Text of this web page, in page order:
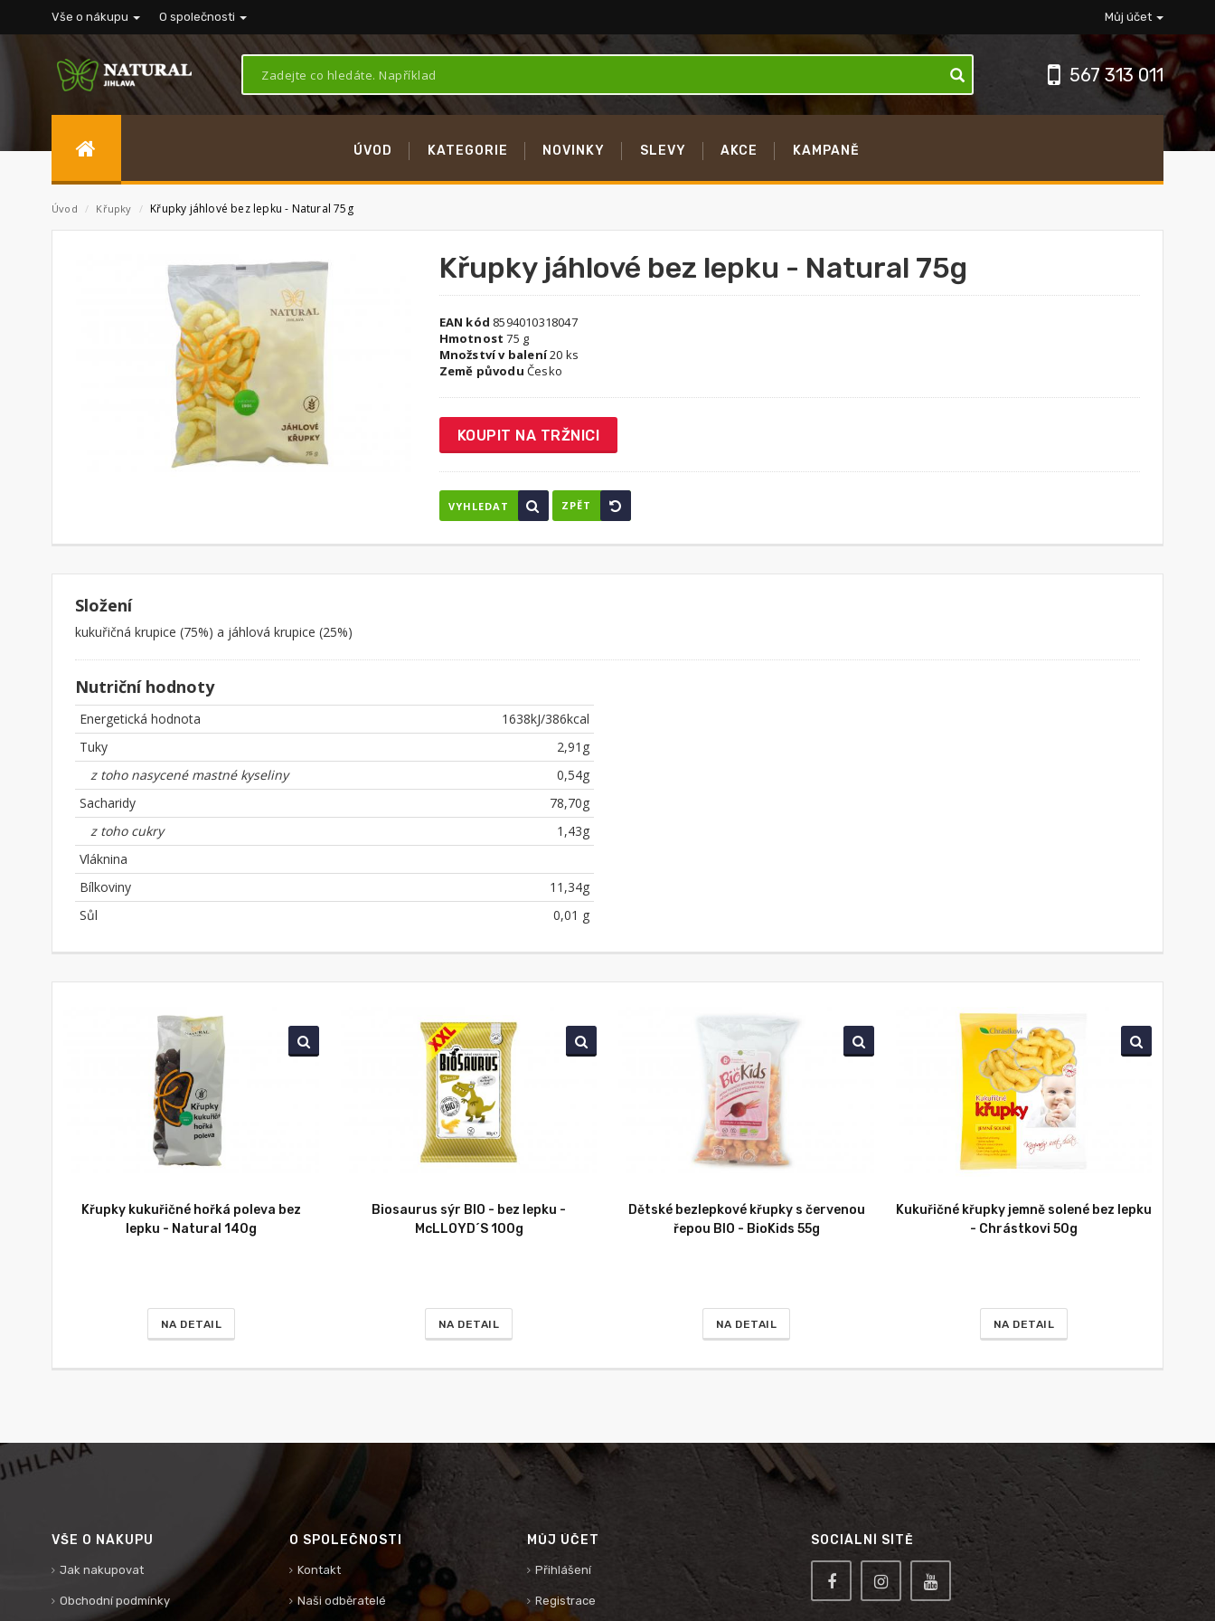
Vše o nákupu O společnosti Můj účet
567 313 011
ÚVOD KATEGORIE NOVINKY SLEVY AKCE KAMPANĚ
Úvod / Křupky / Křupky jáhlové bez lepku - Natural 75g
Křupky jáhlové bez lepku - Natural 75g
EAN kód 8594010318047
Hmotnost 75 g
Množství v balení20 ks
Země původu Česko
KOUPIT NA TRŽNICI
VYHLEDAT ZPĚT
Složení
kukuřičná krupice (75%) a jáhlová krupice (25%)
Nutriční hodnoty
Energetická hodnota
1638kJ/386kcal
Tuky
2,91g
z toho nasycené mastné kyseliny
0,54g
Sacharidy
78,70g
z toho cukry
1,43g
Vláknina
Bílkoviny
11,34g
Sůl
0,01 g
Křupky kukuřičné hořká poleva bez
lepku - Natural 140g
NA DETAIL
Biosaurus sýr BIO - bez lepku -
McLLOYD´S 100g
NA DETAIL
Dětské bezlepkové křupky s červenou
řepou BIO - BioKids 55g
NA DETAIL
Kukuřičné křupky jemně solené bez lepku
- Chrástkovi 50g
NA DETAIL
VŠE O NÁKUPU
Jak nakupovat
Obchodní podmínky
O SPOLEČNOSTI
Kontakt
Naši odběratelé
MŮJ ÚČET
Přihlášení
Registrace
SOCIÁLNÍ SÍTĚ